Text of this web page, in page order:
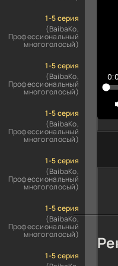
1-5 серия
(BaibaKo,
Профессиональный
многоголосый)
1-5 серия
(BaibaKo,
Профессиональный
многоголосый)
1-5 серия
(BaibaKo,
Профессиональный
многоголосый)
1-5 серия
(BaibaKo,
Профессиональный
многоголосый)
1-5 серия
(BaibaKo,
Профессиональный
многоголосый)
1-5 серия